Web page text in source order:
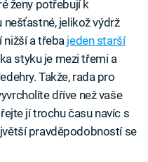
ženy potřebují k
jelikož výdrž
nižší a třeba jeden starší
styku je mezi třemi a
Takže, rada pro
dříve než vaše
jí trochu času navíc s
pravděpodobností se